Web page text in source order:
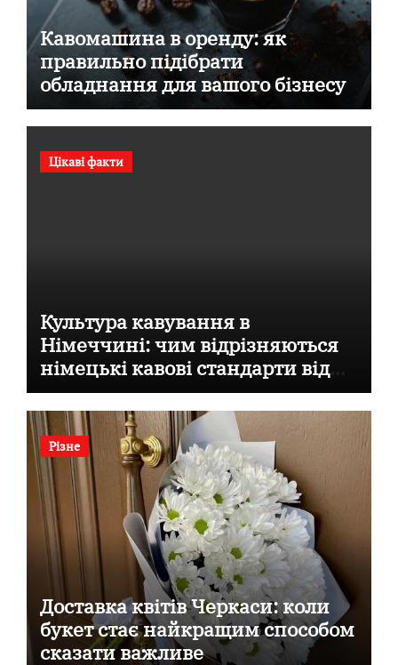
Кавомашина в оренду: як
правильно підібрати
обладнання для вашого бізнесу
Цікаві факти
Культура кавування в
Німеччині: чим відрізняються
німецькі кавові стандарти від
італійських
Різне
Доставка квітів Черкаси: коли
букет стає найкращим способом
сказати важливе